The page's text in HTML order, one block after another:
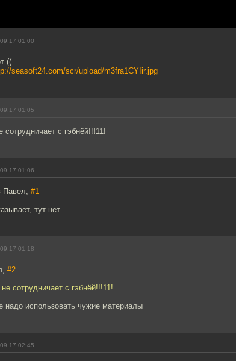
01:00
((
seasoft24.com/scr/upload/m3fra1CYIir.jpg
01:05
с гэбнёй!!!11!
01:06
Павел, #1
тут нет.
01:18
#2
сотрудничает с гэбнёй!!!11!
надо использовать чужие материалы
02:45